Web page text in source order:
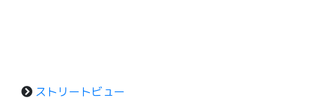
ストリートビュー